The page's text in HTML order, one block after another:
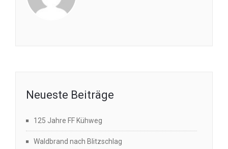
Neueste Beiträge
125 Jahre FF Kühweg
Waldbrand nach Blitzschlag